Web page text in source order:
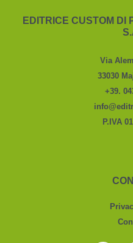
EDITRICE CUSTOM DI
Via
33030
+39.
P.IVA